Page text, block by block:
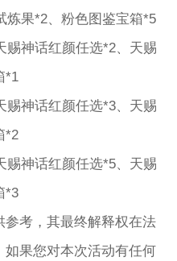
炼果*2、粉色图鉴宝箱*5
赐神话红颜任选*2、天赐
*1
赐神话红颜任选*3、天赐
*2
赐神话红颜任选*5、天赐
*3
考，其最终解释权在法
果您对本次活动有任何